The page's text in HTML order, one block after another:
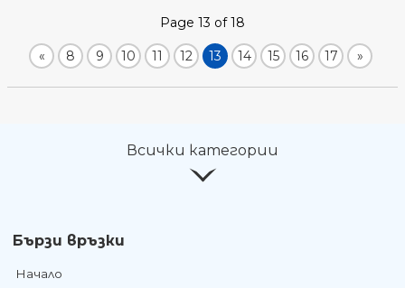
Page 13 of 18
« 8 9 10 11 12 13 14 15 16 17 »
Всички категории
Бързи връзки
Начало